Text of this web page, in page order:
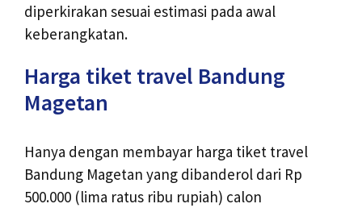
diperkirakan sesuai estimasi pada awal
keberangkatan.
Harga tiket travel Bandung
Magetan
Hanya dengan membayar harga tiket travel
Bandung Magetan yang dibanderol dari Rp
500.000 (lima ratus ribu rupiah) calon